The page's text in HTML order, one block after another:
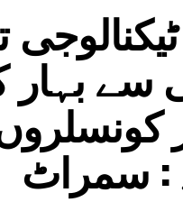
سے بہار
سمراٹ